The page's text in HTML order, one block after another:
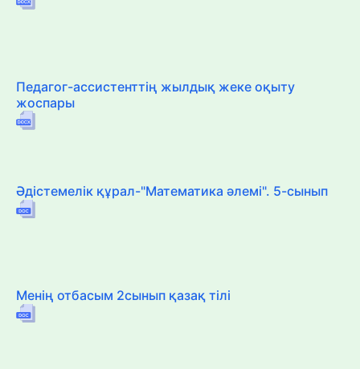
Педагог-ассистенттің жылдық жеке оқыту
жоспары
Әдістемелік құрал-"Математика әлемі". 5-сынып
Менің отбасым 2сынып қазақ тілі